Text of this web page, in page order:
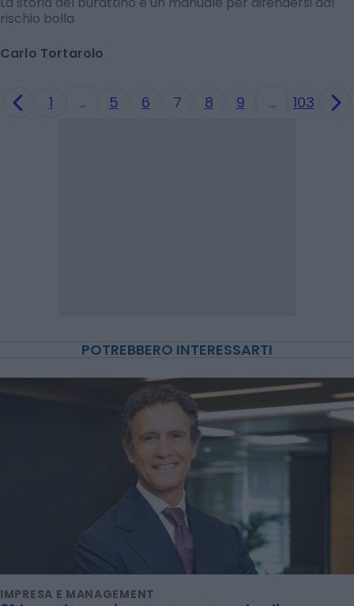
rischio bolla
Carlo Tortarolo
1 … 5 6 7 8 9 … 103
POTREBBERO INTERESSARTI
IMPRESA E MANAGEMENT